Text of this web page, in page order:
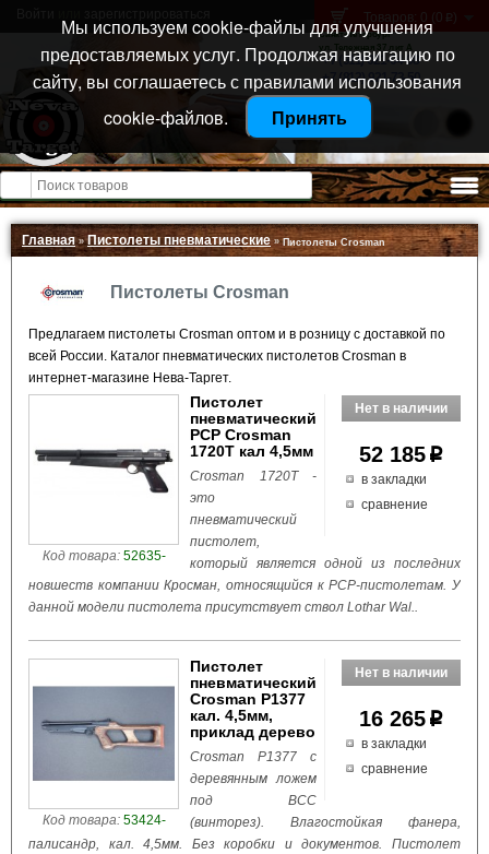
Санкт-Петербург
ул. Тележная 37 лит А
+7 (911) 021-04-08
+7 (812) 921-73-50
Товаров: 0 (0 p )
Открыть меню
Главная»Пистолеты пневматические»Пистолеты Crosman
Пистолеты Crosman
Предлагаем пистолеты Crosman оптом и в розницу с доставкой по
всей России. Каталог пневматических пистолетов Crosman в
интернет-магазине Нева-Таргет.
52 185 p
в закладки
сравнение
Код товара:52635-
Пистолет
пневматический
PCP Crosman
1720T кал 4,5мм
Crosman 1720T -
это
пневматический
пистолет,
который является одной из последних
новшеств компании Кросман, относящийся к PCP-пистолетам. У
данной модели пистолета присутствует ствол Lothar Wal..
16 265 p
в закладки
сравнение
Код товара:53424-
Пистолет
пневматический
Crosman P1377
кал. 4,5мм,
приклад дерево
Crosman P1377 с
деревянным ложем
под ВСС
(винторез). Влагостойкая фанера,
палисандр, кал. 4,5мм. Без коробки и документов. Пистолет
Мы используем cookie-файлы для улучшения
предоставляемых услуг. Продолжая навигацию по
сайту, вы соглашаетесь с правилами использования
cookie-файлов.
Принять